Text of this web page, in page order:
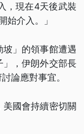
，現在4天後武裝
始介入。」
」的領事館遭遇
」，伊朗外交部長
論應對事宜。
國會持續密切關